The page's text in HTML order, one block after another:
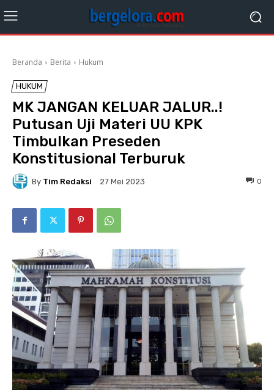
Beranda Berita Hukum
HUKUM
MK JANGAN KELUAR JALUR..!
Putusan Uji Materi UU KPK
Timbulkan Preseden
Konstitusional Terburuk
By Tim Redaksi 27 Mei 2023 0